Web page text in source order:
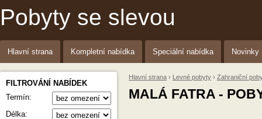
Pobyty se slevou
Hlavní strana Kompletní nabídka Speciální nabídka Novinky
Hlavní strana › Levné pobyty › Zahraniční
MALÁ FATRA -
FILTROVÁNÍ NABÍDEK
Termín:
Délka: